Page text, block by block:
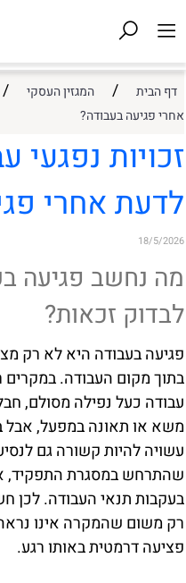
דף הבית / המגזין העסקי /
אחרי פגיעה בעבודה?
זכויות
לדעת אחרי
18/5/2026
מה נחשב פגיעה
לבדוק זכאות?
פגיעה בעבודה היא לא רק
בתוך מקום העבודה.
עבודה כעל נפילה מסולם,
משא או תאונה במפעל, אבל
עשויה להיות קשורה גם
שהתרחש במסגרת התפקיד,
בעקבות תנאי העבודה. לכן
רק משום שהמקרה אינו
פציעה דרמטית באותו רגע.